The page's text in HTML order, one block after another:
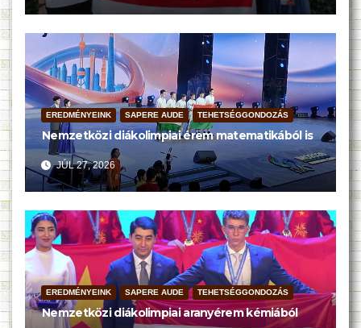
EREDMÉNYEINK SAPERE AUDE TEHETSÉGGONDOZÁS
Nemzetközi diákolimpiai érem matematikából is
JÚL 27, 2026
EREDMÉNYEINK SAPERE AUDE TEHETSÉGGONDOZÁS
Nemzetközi diákolimpiai aranyérem kémiából